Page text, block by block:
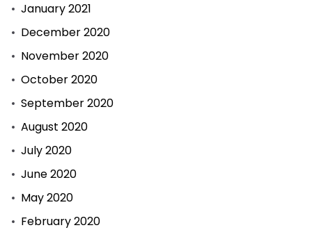
January 2021
December 2020
November 2020
October 2020
September 2020
August 2020
July 2020
June 2020
May 2020
February 2020